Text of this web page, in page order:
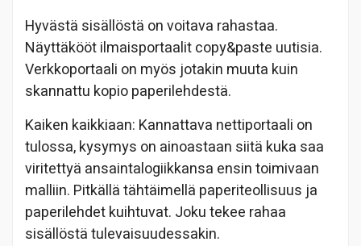
Hyvästä sisällöstä on voitava rahastaa.
Näyttäkööt ilmaisportaalit copy&paste uutisia.
Verkkoportaali on myös jotakin muuta kuin
skannattu kopio paperilehdestä.
Kaiken kaikkiaan: Kannattava nettiportaali on
tulossa, kysymys on ainoastaan siitä kuka saa
viritettyä ansaintalogiikkansa ensin toimivaan
malliin. Pitkällä tähtäimellä paperiteollisuus ja
paperilehdet kuihtuvat. Joku tekee rahaa
sisällöstä tulevaisuudessakin.